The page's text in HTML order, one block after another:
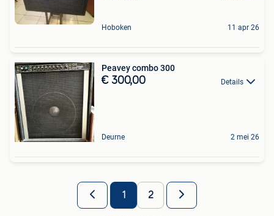
Hoboken 11 apr 26
Peavey combo 300
€ 300,00 Details
Deurne 2 mei 26
1 2